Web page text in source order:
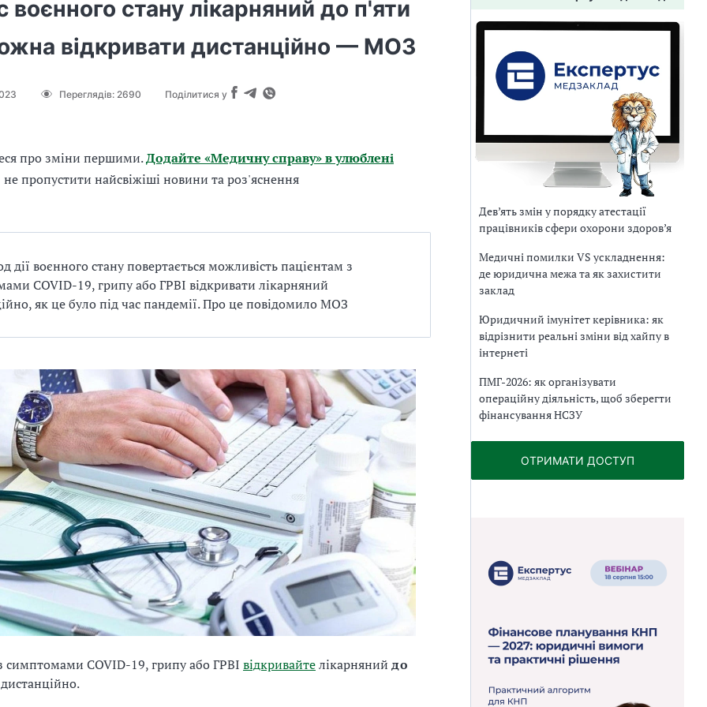
воєнного стану лікарняний до п'яти
відкривати дистанційно — МОЗ
Переглядів: 2690 Поділитися у
про зміни першими.Додайте «Медичну справу» в улюблені
пропустити найсвіжіші новини та роз'яснення
дії воєнного стану повертається можливість пацієнтам з
COVID-19, грипу або ГРВІ відкривати лікарняний
як це було під час пандемії. Про це повідомило МОЗ
симптомами COVID-19, грипу або ГРВІ відкривайтелікарняний до
дистанційно.
Дев’ять змін у порядку атестації
працівників сфери охорони здоров’я
Медичні помилки VS ускладнення:
де юридична межа та як захистити
заклад
Юридичний імунітет керівника: як
відрізнити реальні зміни від хайпу в
інтернеті
ПМГ-2026: як організувати
операційну діяльність, щоб зберегти
фінансування НСЗУ
ОТРИМАТИ ДОСТУП